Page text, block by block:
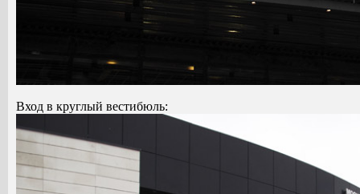
Вход в круглый вестибюль: